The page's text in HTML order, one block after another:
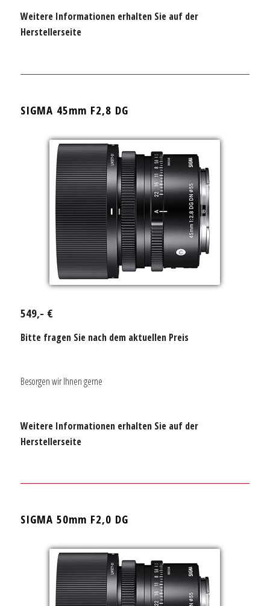
Weitere Informationen erhalten Sie auf der
Herstellerseite
SIGMA 45mm F2,8 DG
549,- €
Bitte fragen Sie nach dem aktuellen Preis
Besorgen wir Ihnen gerne
Weitere Informationen erhalten Sie auf der
Herstellerseite
SIGMA 50mm F2,0 DG